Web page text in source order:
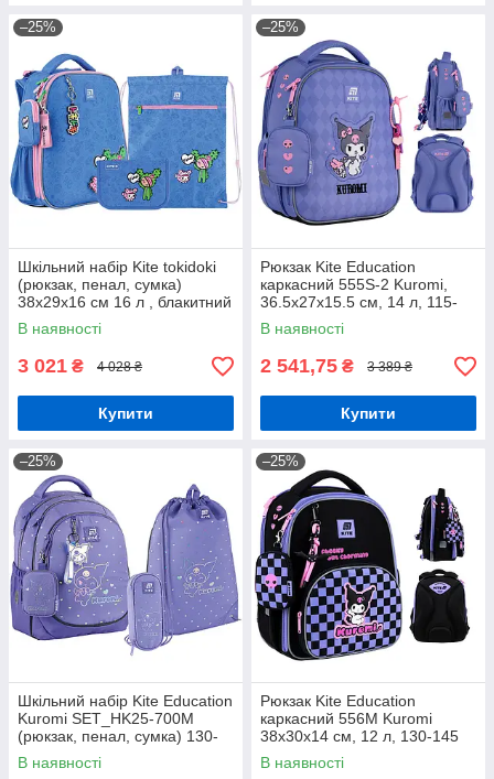
–25%
Шкільний набір Kite tokidoki
(рюкзак, пенал, сумка)
38x29x16 см 16 л , блакитний
(SET_TK24-531M)
В наявності
3 021 ₴ 4 028 ₴
Купити
–25%
Рюкзак Kite Education
каркасний 555S-2 Kuromi,
36.5х27х15.5 см, 14 л, 115-
130 см
В наявності
2 541,75 ₴ 3 389 ₴
Купити
–25%
Шкільний набір Kite Education
Kuromi SET_HK25-700M
(рюкзак, пенал, сумка) 130-
145 см
В наявності
–25%
Рюкзак Kite Education
каркасний 556M Kuromi
38х30х14 см, 12 л, 130-145
см
В наявності